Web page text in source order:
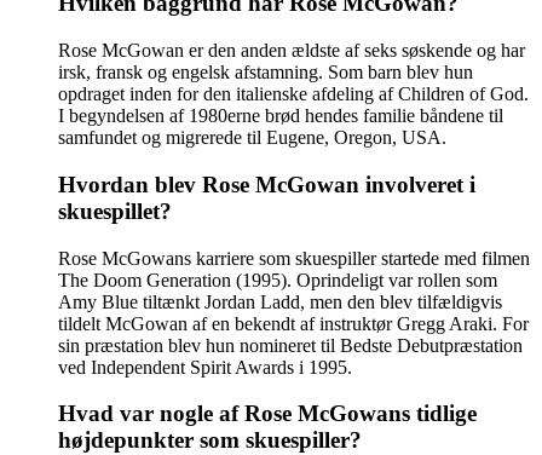
Rose McGowan er den anden ældste af seks søskende og har
irsk, fransk og engelsk afstamning. Som barn blev hun
opdraget inden for den italienske afdeling af Children of God.
I begyndelsen af 1980erne brød hendes familie båndene til
samfundet og migrerede til Eugene, Oregon, USA.
Hvordan blev Rose McGowan involveret i
skuespillet?
Rose McGowans karriere som skuespiller startede med filmen
The Doom Generation (1995). Oprindeligt var rollen som
Amy Blue tiltænkt Jordan Ladd, men den blev tilfældigvis
tildelt McGowan af en bekendt af instruktør Gregg Araki. For
sin præstation blev hun nomineret til Bedste Debutpræstation
ved Independent Spirit Awards i 1995.
Hvad var nogle af Rose McGowans tidlige
højdepunkter som skuespiller?